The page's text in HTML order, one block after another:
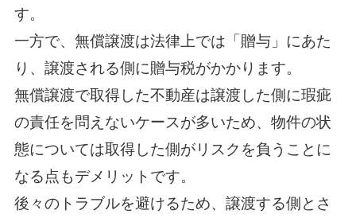
す。
一方で、無償譲渡は法律上では「贈与」にあた
り、譲渡される側に贈与税がかかります。
無償譲渡で取得した不動産は譲渡した側に瑕疵
の責任を問えないケースが多いため、物件の状
態については取得した側がリスクを負うことに
なる点もデメリットです。
後々のトラブルを避けるため、譲渡する側とさ